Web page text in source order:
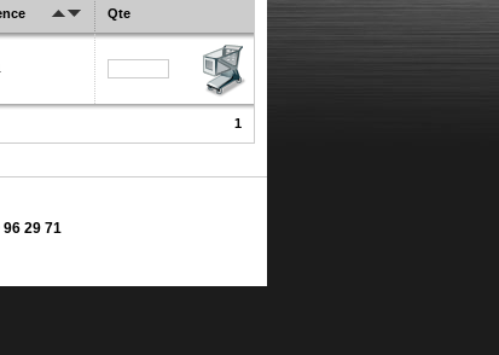
Qte
1
96 29 71